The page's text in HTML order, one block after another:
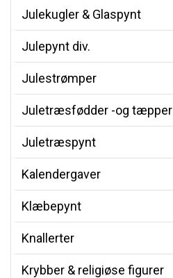
Julekugler & Glaspynt
Julepynt div.
Julestrømper
Juletræsfødder -og tæpper
Juletræspynt
Kalendergaver
Klæbepynt
Knallerter
Krybber & religiøse figurer